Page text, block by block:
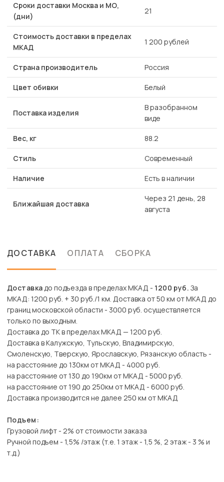
Сроки доставки Москва и МО,
(дни)
21
Стоимость доставки в пределах
МКАД
1 200 рублей
Страна производитель Россия
Цвет обивки Белый
Поставка изделия
В разобранном
виде
Вес, кг 88.2
Стиль Современный
Наличие Есть в наличии
Ближайшая доставка
Через 21 день, 28
августа
ДОСТАВКА ОПЛАТА СБОРКА
Доставкадо подъезда в пределах МКАД - 1200 руб. За
МКАД: 1200 руб. + 30 руб./1 км. Доставка от 50 км от МКАД до
границ московской области - 3000 руб. осуществляется
только по выходным.
Доставка до ТК в пределах МКАД — 1200 руб.
Доставка в Калужскую, Тульскую, Владимирскую,
Смоленскую, Тверскую, Ярославскую, Рязанскую область -
на расстояние до 130км от МКАД - 4000 руб.
на расстояние от 130 до 190км от МКАД - 5000 руб.
на расстояние от 190 до 250км от МКАД - 6000 руб.
Доставка производится не далее 250 км от МКАД
Подъем:
Грузовой лифт - 2% от стоимости заказа
Ручной подъем - 1,5% /этаж (т.е. 1 этаж - 1,5 %, 2 этаж - 3 % и
т.д.)